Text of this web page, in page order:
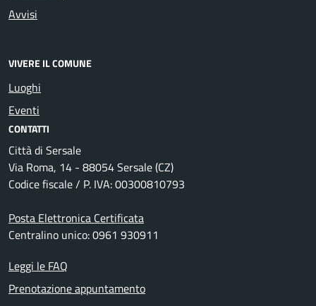
Avvisi
VIVERE IL COMUNE
Luoghi
Eventi
CONTATTI
Città di Sersale
Via Roma, 14 - 88054 Sersale (CZ)
Codice fiscale / P. IVA: 00300810793
Posta Elettronica Certificata
Centralino unico: 0961 930911
Leggi le FAQ
Prenotazione appuntamento